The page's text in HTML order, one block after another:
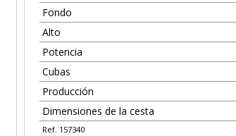
Fondo
Alto
Potencia
Cubas
Producción
Dimensiones de la cesta
Ref. 157340